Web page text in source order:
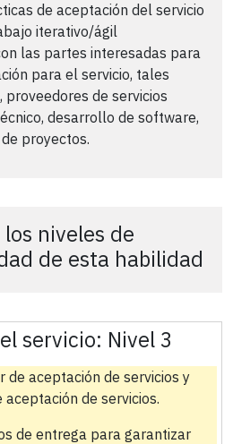
de aceptación del servicio
iterativo/ágil
las partes interesadas para
para el servicio, tales
proveedores de servicios
desarrollo de software,
proyectos.
niveles de
de esta habilidad
servicio: Nivel 3
de aceptación de servicios y
de servicios.
de entrega para garantizar